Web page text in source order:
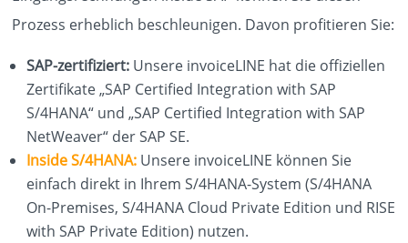
KARRIERE
KNOWLEDGE
Prozess erheblich beschleunigen. Davon profitieren Sie:
SAP-zertifiziert: Unsere invoiceLINE hat die offiziellen
Zertifikate „SAP Certified Integration with SAP
S/4HANA“ und „SAP Certified Integration with SAP
NetWeaver“ der SAP SE.
Inside S/4HANA: Unsere invoiceLINE können Sie
einfach direkt in Ihrem S/4HANA-System (S/4HANA
On-Premises, S/4HANA Cloud Private Edition und RISE
with SAP Private Edition) nutzen.